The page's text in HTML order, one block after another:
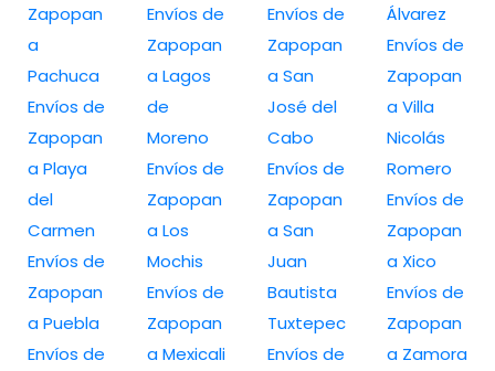
Zapopan
a
Pachuca
Envíos de
Zapopan
a Playa
del
Carmen
Envíos de
Zapopan
a Puebla
Envíos de
Envíos de
Zapopan
a Lagos
de
Moreno
Envíos de
Zapopan
a Los
Mochis
Envíos de
Zapopan
a Mexicali
Envíos de
Zapopan
a San
José del
Cabo
Envíos de
Zapopan
a San
Juan
Bautista
Tuxtepec
Envíos de
Álvarez
Envíos de
Zapopan
a Villa
Nicolás
Romero
Envíos de
Zapopan
a Xico
Envíos de
Zapopan
a Zamora